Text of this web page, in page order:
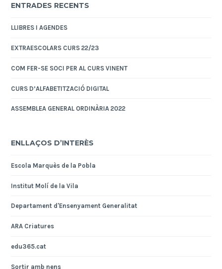
ENTRADES RECENTS
LLIBRES I AGENDES
EXTRAESCOLARS CURS 22/23
COM FER-SE SOCI PER AL CURS VINENT
CURS D’ALFABETITZACIÓ DIGITAL
ASSEMBLEA GENERAL ORDINÀRIA 2022
ENLLAÇOS D’INTERÈS
Escola Marquès de la Pobla
Institut Molí de la Vila
Departament d'Ensenyament Generalitat
ARA Criatures
edu365.cat
Sortir amb nens